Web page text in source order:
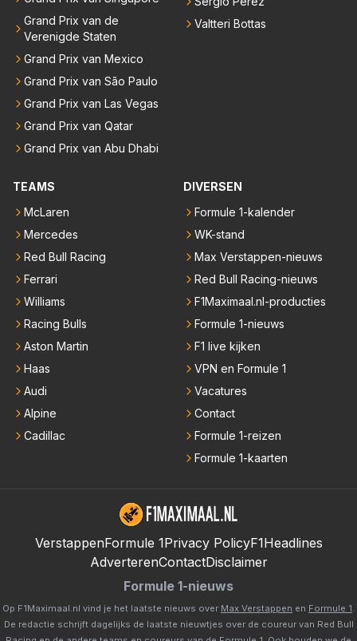
Grand Prix van de
Verenigde Staten
Grand Prix van Mexico
Grand Prix van São Paulo
Grand Prix van Las Vegas
Grand Prix van Qatar
Grand Prix van Abu Dhabi
Valtteri Bottas
TEAMS
McLaren
Mercedes
Red Bull Racing
Ferrari
Williams
Racing Bulls
Aston Martin
Haas
Audi
Alpine
Cadillac
DIVERSEN
Formule 1-kalender
WK-stand
Max Verstappen-nieuws
Red Bull Racing-nieuws
F1Maximaal.nl-producties
Formule 1-nieuws
F1 live kijken
VPN en Formule 1
Vacatures
Contact
Formule 1-reizen
Formule 1-kaarten
VerstappenFormule 1Privacy PolicyF1Headlines
AdverterenContactDisclaimer
Formule 1-nieuws
Op F1Maximaal.nl vind je het laatste nieuws over Max Verstappen en Formule 1.
De redactie schrijft dagelijks de laatste nieuwtjes over de coureur van Red Bull